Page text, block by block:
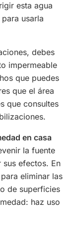
esta agua
para usarla
debes
impermeable
que puedes
que el área
que consultes
en casa
la fuente
sus efectos. En
eliminar las
de superficies
haz uso